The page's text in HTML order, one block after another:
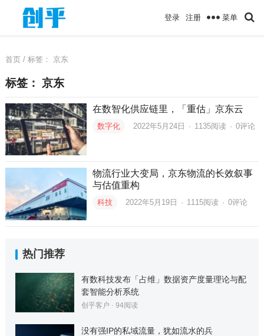
登录 注册 菜单
首页/ 标签： 京东
标签： 京东
在数智化供应链里，「重估」京东云
数字化 2022年5月24日 · 1135阅读 · 0评论
物流行业大变局，京东物流的长效叙事
与估值重构
科技 2022年5月19日 · 1115阅读 · 0评论
热门推荐
有数科技发布「占维」数据资产度量理论与配
套智能分析系统
创乎客户 · 94阅读
没有强IP的私域流量，犹如流水的兵